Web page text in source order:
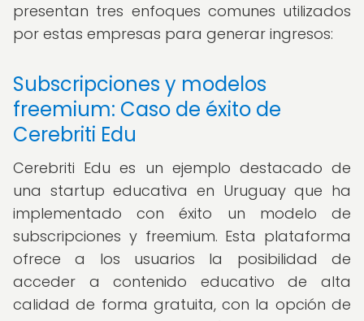
presentan tres enfoques comunes utilizados
por estas empresas para generar ingresos:
Subscripciones y modelos
freemium: Caso de éxito de
Cerebriti Edu
Cerebriti Edu es un ejemplo destacado de
una startup educativa en Uruguay que ha
implementado con éxito un modelo de
subscripciones y freemium. Esta plataforma
ofrece a los usuarios la posibilidad de
acceder a contenido educativo de alta
calidad de forma gratuita, con la opción de